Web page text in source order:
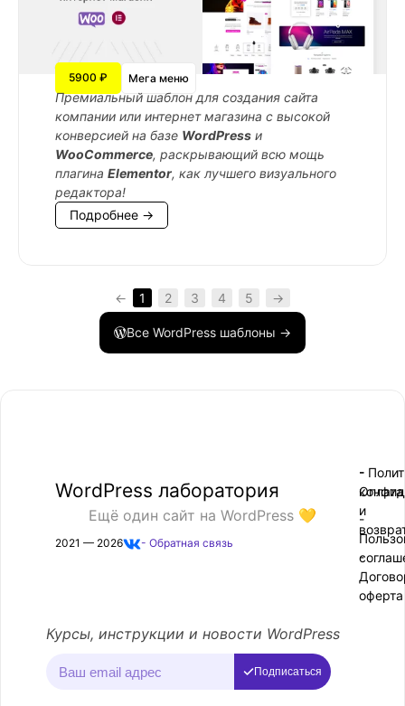
5900 ₽ Мега меню
Премиальный шаблон для создания сайта
компании или интернет магазина с высокой
конверсией на базе WordPress и
WooCommerce, раскрывающий всю мощь
плагина Elementor, как лучшего визуального
редактора!
Подробнее →
← 1 2 3 4 5 →
Все WordPress шаблоны →
WordPress лаборатория
Ещё один сайт на WordPress 💛
2021 — 2026 - Обратная связь
-
-
-
Оплата
и
-
оферта
Курсы, инструкции и новости WordPress
Подписаться